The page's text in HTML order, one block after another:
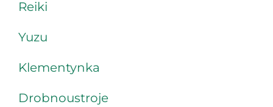
Reiki
Yuzu
Klementynka
Drobnoustroje